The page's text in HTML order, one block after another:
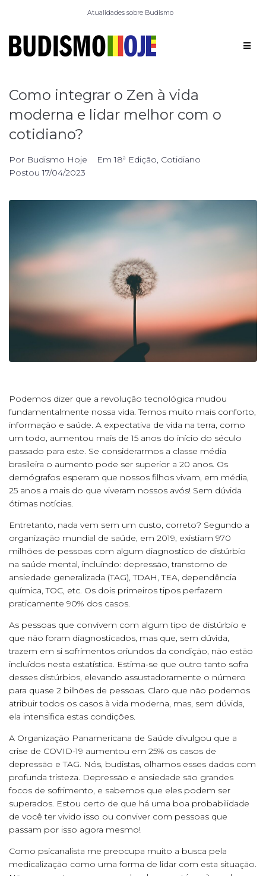
Atualidades sobre Budismo
Como integrar o Zen à vida
moderna e lidar melhor com o
cotidiano?
Por Budismo Hoje Em18ª Edição, Cotidiano
Postou17/04/2023
Podemos dizer que a revolução tecnológica mudou
fundamentalmente nossa vida. Temos muito mais conforto,
informação e saúde. A expectativa de vida na terra, como
um todo, aumentou mais de 15 anos do início do século
passado para este. Se considerarmos a classe média
brasileira o aumento pode ser superior a 20 anos. Os
demógrafos esperam que nossos filhos vivam, em média,
25 anos a mais do que viveram nossos avós! Sem dúvida
ótimas notícias.
Entretanto, nada vem sem um custo, correto? Segundo a
organização mundial de saúde, em 2019, existiam 970
milhões de pessoas com algum diagnostico de distúrbio
na saúde mental, incluindo: depressão, transtorno de
ansiedade generalizada (TAG), TDAH, TEA, dependência
química, TOC, etc. Os dois primeiros tipos perfazem
praticamente 90% dos casos.
As pessoas que convivem com algum tipo de distúrbio e
que não foram diagnosticados, mas que, sem dúvida,
trazem em si sofrimentos oriundos da condição, não estão
incluídos nesta estatística. Estima-se que outro tanto sofra
desses distúrbios, elevando assustadoramente o número
para quase 2 bilhões de pessoas. Claro que não podemos
atribuir todos os casos à vida moderna, mas, sem dúvida,
ela intensifica estas condições.
A Organização Panamericana de Saúde divulgou que a
crise de COVID-19 aumentou em 25% os casos de
depressão e TAG. Nós, budistas, olhamos esses dados com
profunda tristeza. Depressão e ansiedade são grandes
focos de sofrimento, e sabemos que eles podem ser
superados. Estou certo de que há uma boa probabilidade
de você ter vivido isso ou conviver com pessoas que
passam por isso agora mesmo!
Como psicanalista me preocupa muito a busca pela
medicalização como uma forma de lidar com esta situação.